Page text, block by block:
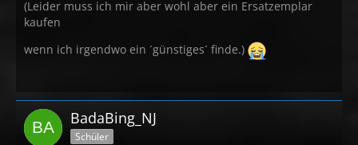
(Leider muss ich mir aber wohl aber ein Ersatzemplar
kaufen
wenn ich irgendwo ein ´günstiges´ finde.)
BadaBing_NJ
Schüler